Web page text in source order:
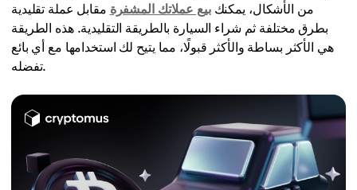
من الأشكال، يمكنكبيع عملاتك المشفرة مقابل عملة تقليدية
بطرق مختلفة ثم شراء السيارة بالطريقة التقليدية. هذه الطريقة
هي الأكثر بساطة والأكثر قبولًا، مما يتيح لك استخدامها مع أي بائع
تفضله.